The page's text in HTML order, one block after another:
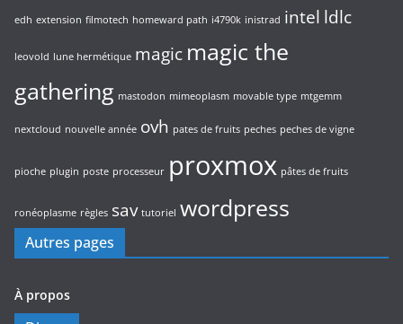
edh extension filmotech homeward path i4790k inistrad intel ldlc
leovold lune hermétique magic magic the
gathering mastodon mimeoplasm movable type mtgemm
nextcloud nouvelle année ovh pates de fruits peches peches de vigne
pioche plugin poste processeur proxmox pâtes de fruits
ronéoplasme règles sav tutoriel wordpress
Autres pages
À propos